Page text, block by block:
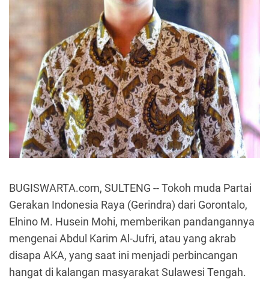
BUGISWARTA.com, SULTENG -- Tokoh muda Partai
Gerakan Indonesia Raya (Gerindra) dari Gorontalo,
Elnino M. Husein Mohi, memberikan pandangannya
mengenai Abdul Karim Al-Jufri, atau yang akrab
disapa AKA, yang saat ini menjadi perbincangan
hangat di kalangan masyarakat Sulawesi Tengah.